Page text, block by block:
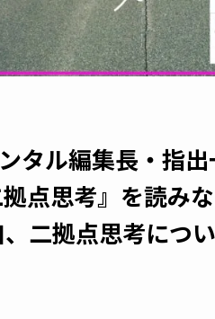
タル編集長・指出
拠点思考』を読み
二拠点思考につ